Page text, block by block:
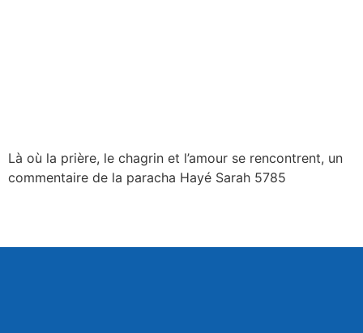
Là où la prière, le chagrin et l’amour se rencontrent, un
commentaire de la paracha Hayé Sarah 5785